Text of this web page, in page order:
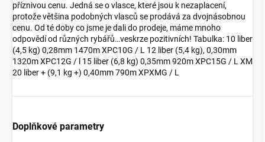
příznivou cenu. Jedná se o vlasce, které jsou k nezaplacení,
protože většina podobných vlasců se prodává za dvojnásobnou
cenu. Od té doby co jsme je dali do prodeje, máme mnoho
odpovědí od různých rybářů…veskrze pozitivních! Tabulka: 10 liber
(4,5 kg) 0,28mm 1470m XPC10G / L 12 liber (5,4 kg), 0,30mm
1320m XPC12G / l 15 liber (6,8 kg) 0,35mm 920m XPC15G / L XM
20 liber + (9,1 kg +) 0,40mm 790m XPXMG / L
Doplňkové parametry